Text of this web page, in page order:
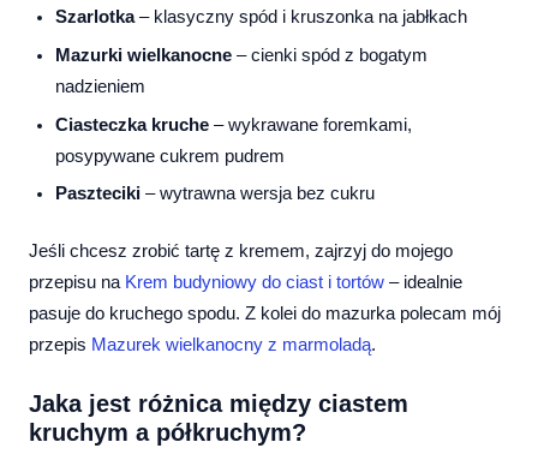
Szarlotka– klasyczny spód i kruszonka na jabłkach
Mazurki wielkanocne – cienki spód z bogatym
nadzieniem
Ciasteczka kruche – wykrawane foremkami,
posypywane cukrem pudrem
Paszteciki – wytrawna wersja bez cukru
Jeśli chcesz zrobić tartę z kremem, zajrzyj do mojego
przepisu na Krem budyniowy do ciast i tortów – idealnie
pasuje do kruchego spodu. Z kolei do mazurka polecam mój
przepis Mazurek wielkanocny z marmoladą.
Jaka jest różnica między ciastem
kruchym a półkruchym?